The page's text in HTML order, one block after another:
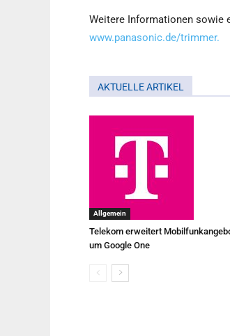
Weitere Informationen sowie
www.panasonic.de/trimmer.
AKTUELLE ARTIKEL
Allgemein
Telekom erweitert
um Google One